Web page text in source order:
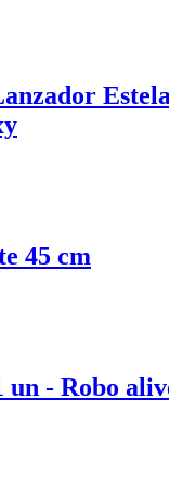
45 cm
un - Robo